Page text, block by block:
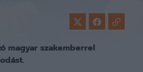
magyar szakemberrel